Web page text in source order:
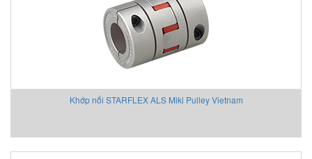
Khớp nối STARFLEX ALS Miki Pulley Vietnam